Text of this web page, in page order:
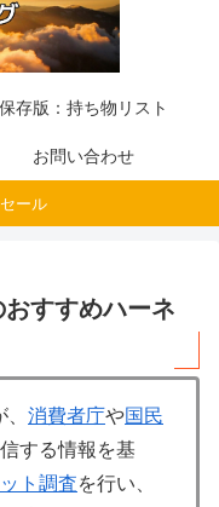
保存版：持ち物リスト
お問い合わせ
ール
おすすめハーネ
消費者庁や国民
する情報を基
ト調査を行い、